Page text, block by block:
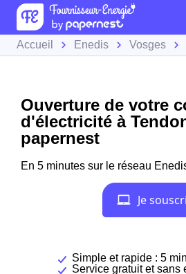
Accueil Enedis Vosges